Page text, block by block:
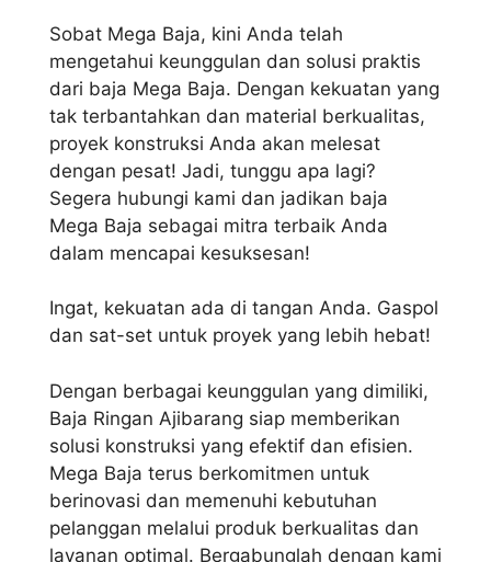
Sobat Mega Baja, kini Anda telah
mengetahui keunggulan dan solusi praktis
dari baja Mega Baja. Dengan kekuatan yang
tak terbantahkan dan material berkualitas,
proyek konstruksi Anda akan melesat
dengan pesat! Jadi, tunggu apa lagi?
Segera hubungi kami dan jadikan baja
Mega Baja sebagai mitra terbaik Anda
dalam mencapai kesuksesan!
Ingat, kekuatan ada di tangan Anda. Gaspol
dan sat-set untuk proyek yang lebih hebat!
Dengan berbagai keunggulan yang dimiliki,
Baja Ringan Ajibarang siap memberikan
solusi konstruksi yang efektif dan efisien.
Mega Baja terus berkomitmen untuk
berinovasi dan memenuhi kebutuhan
pelanggan melalui produk berkualitas dan
layanan optimal. Bergabunglah dengan kami